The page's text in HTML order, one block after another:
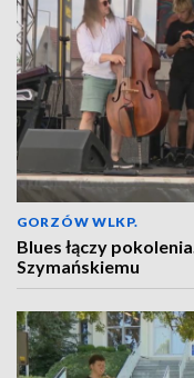
GORZÓW WLKP.
Blues łączy
Szymańskiemu